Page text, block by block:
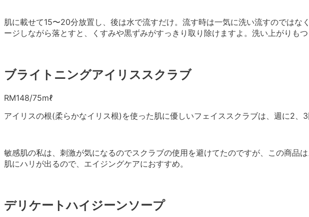
肌に載せて15〜20分放置し、後は水で流すだけ。流す時は一気に洗い流すのでは
ージしながら落とすと、くすみや黒ずみがすっきり取り除けますよ。洗い上がりも
ブライトニングアイリススクラブ
RM148/75mℓ
アイリスの根(柔らかなイリス根)を使った肌に優しいフェイススクラブは、週に2、3
敏感肌の私は、刺激が気になるのでスクラブの使用を避けてたのですが、この商品
肌にハリが出るので、エイジングケアにおすすめ。
デリケートハイジーンソープ